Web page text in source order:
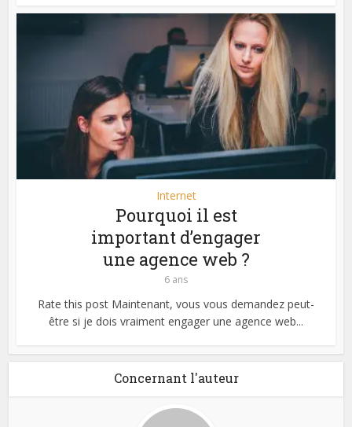
Internet
Pourquoi il est
important d’engager
une agence web ?
6 ans
Rate this post Maintenant, vous vous demandez peut-
être si je dois vraiment engager une agence web...
Concernant l'auteur